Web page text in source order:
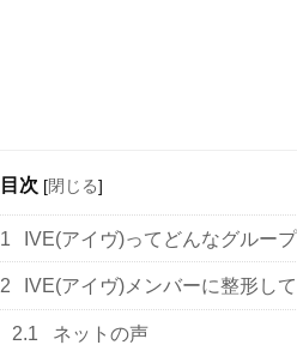
目次 [閉じる]
1 IVE(アイヴ)ってどんなグループ
2 IVE(アイヴ)メンバーに整形し
2.1 ネットの声